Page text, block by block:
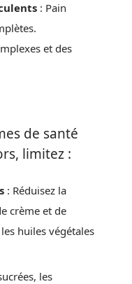
: Pain
et des
de santé
limitez :
: Réduisez la
crème et de
huiles végétales
les